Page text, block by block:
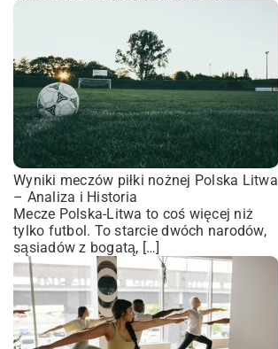
Wyniki meczów piłki nożnej Polska Litwa
– Analiza i Historia
Mecze Polska-Litwa to coś więcej niż
tylko futbol. To starcie dwóch narodów,
sąsiadów z bogatą, […]